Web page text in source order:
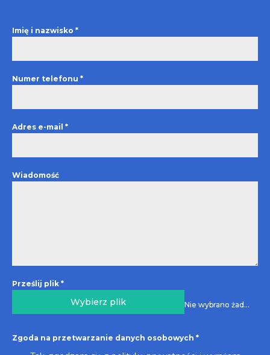
Imię i nazwisko *
Numer telefonu *
Adres e-mail *
Wiadomość
Prześlij plik *
Wybierz plik Nie wybrano żadnego pliku
Zgoda na przetwarzanie danych osobowych *